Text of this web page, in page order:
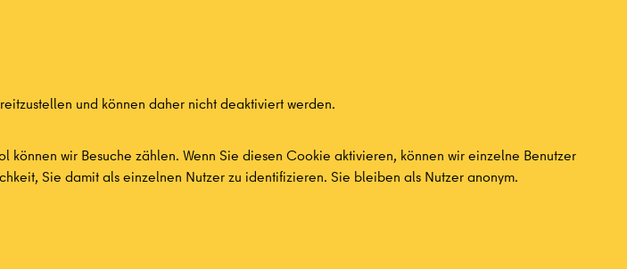
und können daher nicht deaktiviert werden.
wir Besuche zählen. Wenn Sie diesen Cookie aktivieren, können wir einzelne Benutzer
Sie damit als einzelnen Nutzer zu identifizieren. Sie bleiben als Nutzer anonym.